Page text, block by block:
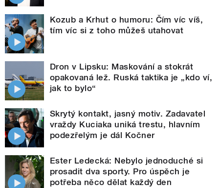
Kozub a Krhut o humoru: Čím víc víš,
tím víc si z toho můžeš utahovat
Dron v Lipsku: Maskování a stokrát
opakovaná lež. Ruská taktika je „kdo ví,
jak to bylo“
Skrytý kontakt, jasný motiv. Zadavatel
vraždy Kuciaka uniká trestu, hlavním
podezřelým je dál Kočner
Ester Ledecká: Nebylo jednoduché si
prosadit dva sporty. Pro úspěch je
potřeba něco dělat každý den